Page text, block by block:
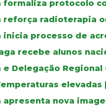
formaliza protocolo
reforça radioterapia
inicia processo de
recebe alunos
e Delegação
apresenta nova